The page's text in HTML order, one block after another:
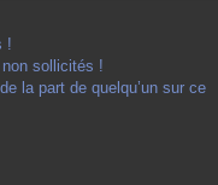
!
sollicités !
la part de quelqu’un sur ce